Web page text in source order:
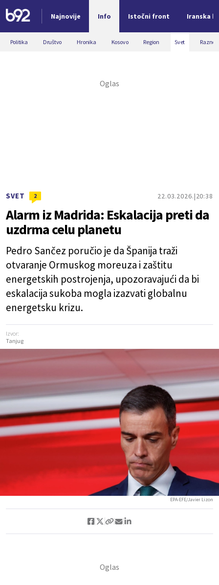
Najnovije Info Istočni front Iranska
Nova vest
Politika Društvo Hronika Kosovo Region Svet Razno
SVET 2 22.03.2026. 20:38
Alarm iz Madrida: Eskalacija preti da
uzdrma celu planetu
Pedro Sančez poručio je da Španija traži
otvaranje Ormuskog moreuza i zaštitu
energetskih postrojenja, upozoravajući da bi
eskalacija sukoba mogla izazvati globalnu
energetsku krizu.
Izvor:
Tanjug
EPA-EFE/Javier Lizon